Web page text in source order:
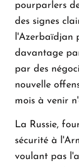
pourparlers
des signes
l'Azerbaïdjan
davantage
par des
nouvelle
mois à venir
La Russie,
sécurité à
voulant pas